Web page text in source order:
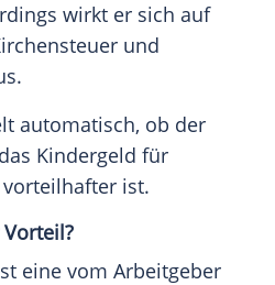
wirkt er sich auf
und
automatisch, ob der
Kindergeld für
ist.
eine vom Arbeitgeber